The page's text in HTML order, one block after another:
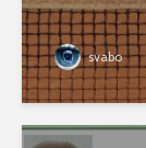
svabo